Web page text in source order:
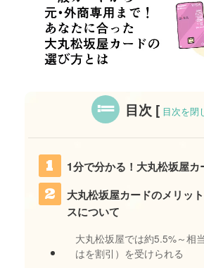
目次 [ 目次を閉
1分で分かる！大丸松坂屋カ
大丸松坂屋カードのメリッ
スについて
大丸松坂屋では約5.5%～相
はを割引）を受けられる